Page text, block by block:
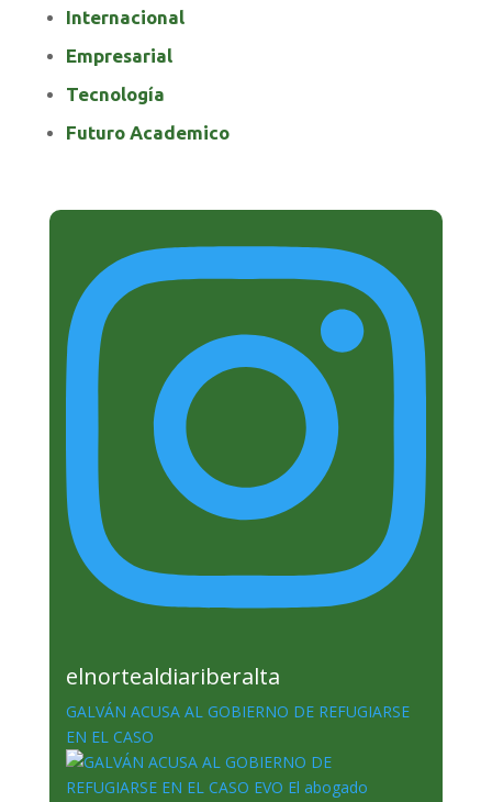
Internacional
Empresarial
Tecnología
Futuro Academico
elnortealdiariberalta
GALVÁN ACUSA AL GOBIERNO DE REFUGIARSE
EN EL CASO